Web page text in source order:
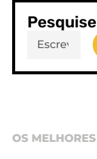
Pesquise